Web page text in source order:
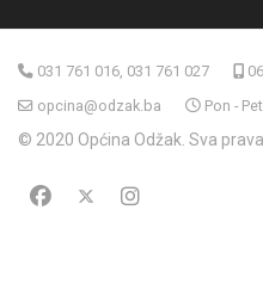
031 761 016, 031 761 027
opcina@odzak.ba
Pon -
© 2020 Općina Odžak. Sva